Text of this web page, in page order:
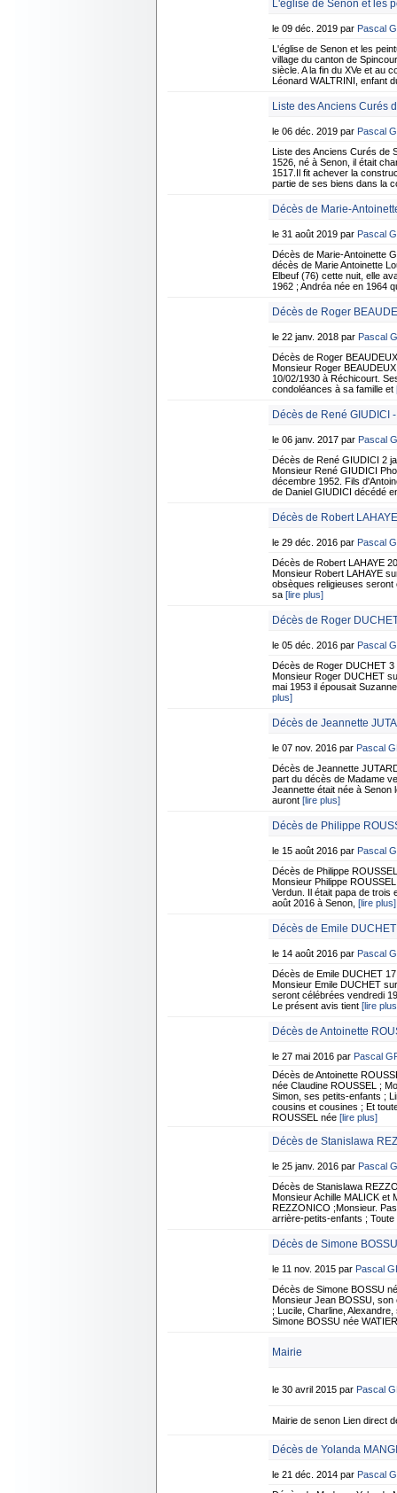
L'église de Senon et les
le 09 déc. 2019 par Pascal
L'église de Senon et les
village du canton de
siècle. A la fin du XVe et au
Léonard WALTRINI, enfant
Liste des Anciens Curés
le 06 déc. 2019 par Pascal
Liste des Anciens Curés de
1526, né à Senon, il était
1517.Il fit achever la
partie de ses biens dans la
Décès de Marie-
le 31 août 2019 par Pascal
Décès de Marie-Antoinette
décès de Marie Antoinette
Elbeuf (76) cette nuit, elle
1962 ; Andréa née en 1964
Décès de Roger
le 22 janv. 2018 par Pascal
Décès de Roger
Monsieur Roger
10/02/1930 à Réchicourt.
condoléances à sa famille et
Décès de René GIUDICI
le 06 janv. 2017 par Pascal
Décès de René GIUDICI 2
Monsieur René GIUDICI
décembre 1952. Fils
de Daniel GIUDICI décédé
Décès de Robert
le 29 déc. 2016 par Pascal
Décès de Robert LAHAYE
Monsieur Robert LAHAYE
obsèques religieuses seront
sa [lire plus]
Décès de Roger
le 05 déc. 2016 par Pascal
Décès de Roger DUCHET
Monsieur Roger DUCHET
mai 1953 il épousait
plus]
Décès de Jeannette
le 07 nov. 2016 par Pascal
Décès de Jeannette
part du décès de Madame
Jeannette était née à Senon
auront [lire plus]
Décès de Philippe
le 15 août 2016 par Pascal
Décès de Philippe
Monsieur Philippe
Verdun. Il était papa de trois
août 2016 à Senon, [lire plus]
Décès de Emile
le 14 août 2016 par Pascal
Décès de Emile DUCHET
Monsieur Emile DUCHET
seront célébrées vendredi
Le présent avis tient [lire
Décès de Antoinette
le 27 mai 2016 par Pascal
Décès de Antoinette
née Claudine ROUSSEL ;
Simon, ses petits-enfants ;
cousins et cousines ; Et
ROUSSEL née [lire plus]
Décès de Stanislawa
le 25 janv. 2016 par Pascal
Décès de Stanislawa
Monsieur Achille MALICK et
REZZONICO ;Monsieur.
arrière-petits-enfants ;
Décès de Simone
le 11 nov. 2015 par Pascal
Décès de Simone BOSSU
Monsieur Jean BOSSU, son
; Lucile, Charline,
Simone BOSSU née
Mairie
le 30 avril 2015 par Pascal
Mairie de senon Lien direct
Décès de Yolanda
le 21 déc. 2014 par Pascal